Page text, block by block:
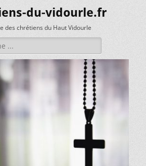
du-vidourle.fr
des chrétiens du Haut Vidourle
: